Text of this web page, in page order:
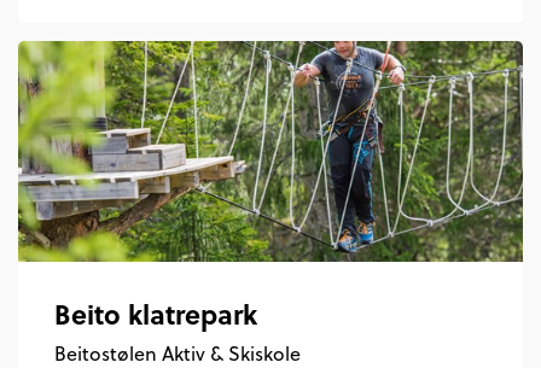
Beito klatrepark
Beitostølen Aktiv & Skiskole